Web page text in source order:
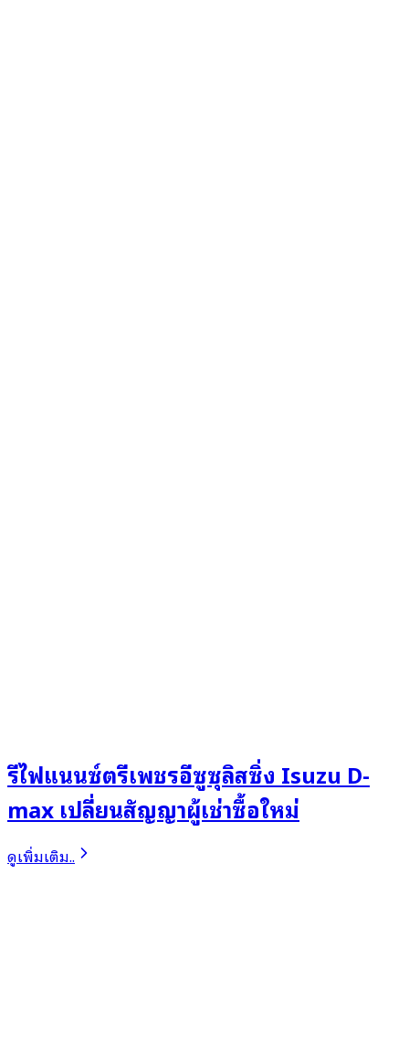
รีไฟแนนซ์ตรีเพชรอีซูซุลิสซิ่ง Isuzu D-
max เปลี่ยนสัญญาผู้เช่าซื้อใหม่
ดูเพิ่มเติม..